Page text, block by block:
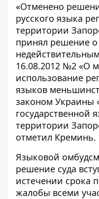
«Отменено
русского языка
территории
принял решение
16.08.2012 №2 «О
использование
языков
законом Украины
государственной
территории
отметил Креминь.
Языковой
решение суда
истечении срока
жалобы всеми